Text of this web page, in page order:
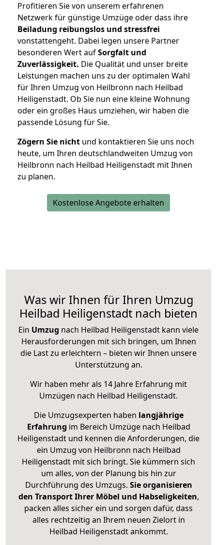
Profitieren Sie von unserem erfahrenen
Netzwerk für günstige Umzüge oder dass ihre
Beiladung reibungslos und stressfrei
vonstattengeht. Dabei legen unsere Partner
besonderen Wert aufSorgfalt und
Zuverlässigkeit. Die Qualität und unser breite
Leistungen machen uns zu der optimalen Wahl
für Ihren Umzug von Heilbronn nach Heilbad
Heiligenstadt. Ob Sie nun eine kleine Wohnung
oder ein großes Haus umziehen, wir haben die
passende Lösung für Sie.
Zögern Sie nicht und kontaktieren Sie uns noch
heute, um Ihren deutschlandweiten Umzug von
Heilbronn nach Heilbad Heiligenstadt mit Ihnen
zu planen.
Kostenlose Angebote erhalten
Was wir Ihnen für Ihren Umzug
Heilbad Heiligenstadt nach bieten
Ein Umzug nach Heilbad Heiligenstadt kann viele
Herausforderungen mit sich bringen, um Ihnen
die Last zu erleichtern – bieten wir Ihnen unsere
Unterstützung an.
Wir haben mehr als 14 Jahre Erfahrung mit
Umzügen nach Heilbad Heiligenstadt.
Die Umzugsexperten haben langjährige
Erfahrung im Bereich Umzüge nach Heilbad
Heiligenstadt und kennen die Anforderungen, die
ein Umzug von Heilbronn nach Heilbad
Heiligenstadt mit sich bringt. Sie kümmern sich
um alles, von der Planung bis hin zur
Durchführung des Umzugs. Sie organisieren
den Transport Ihrer Möbel und Habseligkeiten,
packen alles sicher ein und sorgen dafür, dass
alles rechtzeitig an Ihrem neuen Zielort in
Heilbad Heiligenstadt ankommt.